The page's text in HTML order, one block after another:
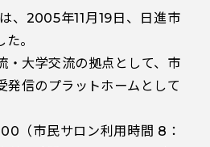
、2005年11月19日、日進市
。
・大学交流の拠点として、市
発信のプラットホームとして
（市民サロン利用時間 8：